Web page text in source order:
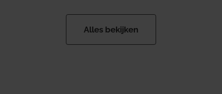
Alles bekijken